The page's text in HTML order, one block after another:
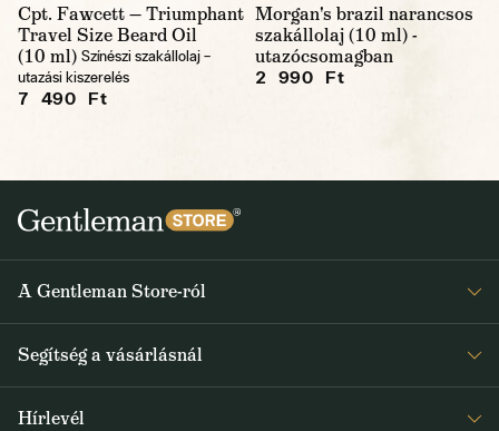
Cpt. Fawcett — Triumphant
Travel Size Beard Oil
(10 ml) Színészi szakállolaj –
utazási kiszerelés
7 490 Ft
Morgan's brazil narancsos
szakállolaj (10 ml) -
utazócsomagban
2 990 Ft
A Gentleman Store-ról
Rólunk
Journal
Segítség a vásárlásnál
Hírlevél